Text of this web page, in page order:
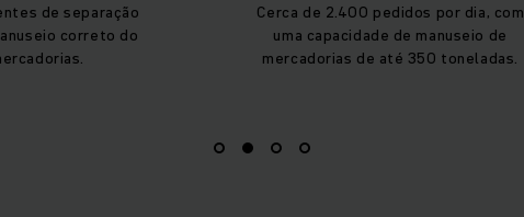
de separação
correto do
Cerca de 2.400 pedidos por dia, com
uma capacidade de manuseio de
mercadorias de até 350 toneladas.